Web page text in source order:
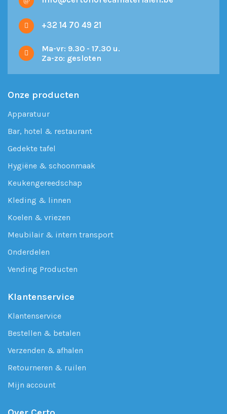
+32 14 70 49 21
Ma-vr: 9.30 - 17.30 u.
Za-zo: gesloten
Onze producten
Apparatuur
Bar, hotel & restaurant
Gedekte tafel
Hygiëne & schoonmaak
Keukengereedschap
Kleding & linnen
Koelen & vriezen
Meubilair & intern transport
Onderdelen
Vending Producten
Klantenservice
Klantenservice
Bestellen & betalen
Verzenden & afhalen
Retourneren & ruilen
Mijn account